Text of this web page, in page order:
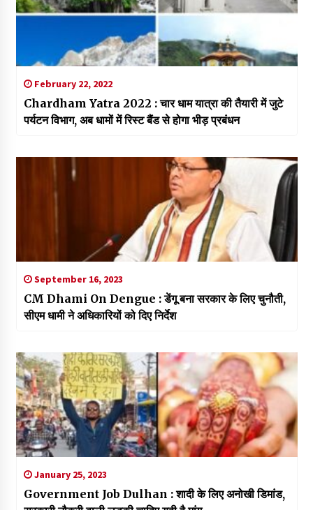
February 22, 2022
Chardham Yatra 2022 : चार धाम यात्रा की तैयारी में जुटे
पर्यटन विभाग, अब धामों में रिस्ट बैंड से होगा भीड़ प्रबंधन
September 16, 2023
CM Dhami On Dengue : डेंगू बना सरकार के लिए चुनौती,
सीएम धामी ने अधिकारियों को दिए निर्देश
January 25, 2023
Government Job Dulhan : शादी के लिए अनोखी डिमांड,